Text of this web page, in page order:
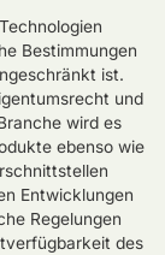
Bestimmungen
ist.
und
wird es
ebenso wie
Entwicklungen
Regelungen
des